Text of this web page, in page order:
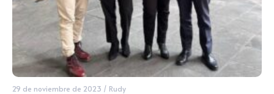
29 de noviembre de 2023 / Rudy